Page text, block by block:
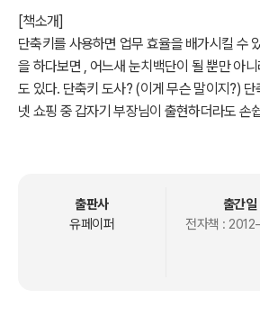
[책소개]
단축키를 사용하면 업무 효율을 배가시킬 수
을 하다보면 , 어느새 눈치백단이 될 뿐만 아
도 있다. 단축키 도사? (이게 무슨 말이지?)
넷 쇼핑 중 갑자기 부장님이 출현하더라도 손
[저자소개]
출판사
유페이퍼
출간일
전자책 :